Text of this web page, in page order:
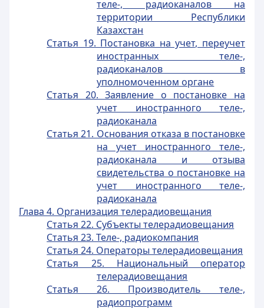
теле-, радиоканалов на
территории Республики
Казахстан
Статья 19. Постановка на учет, переучет
иностранных теле-,
радиоканалов в
уполномоченном органе
Статья 20. Заявление о постановке на
учет иностранного теле-,
радиоканала
Статья 21. Основания отказа в постановке
на учет иностранного теле-,
радиоканала и отзыва
свидетельства о постановке на
учет иностранного теле-,
радиоканала
Глава 4. Организация телерадиовещания
Статья 22. Субъекты телерадиовещания
Статья 23. Теле-, радиокомпания
Статья 24. Операторы телерадиовещания
Статья 25. Национальный оператор
телерадиовещания
Статья 26. Производитель теле-,
радиопрограмм